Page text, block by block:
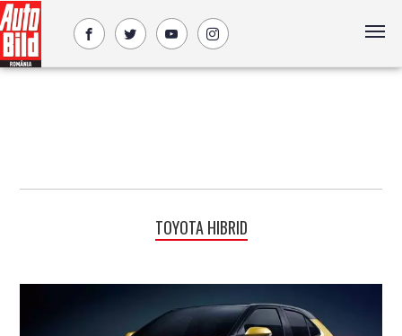
TOYOTA HIBRID